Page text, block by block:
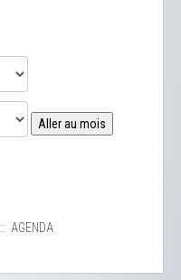
Aller au mois
:: AGENDA